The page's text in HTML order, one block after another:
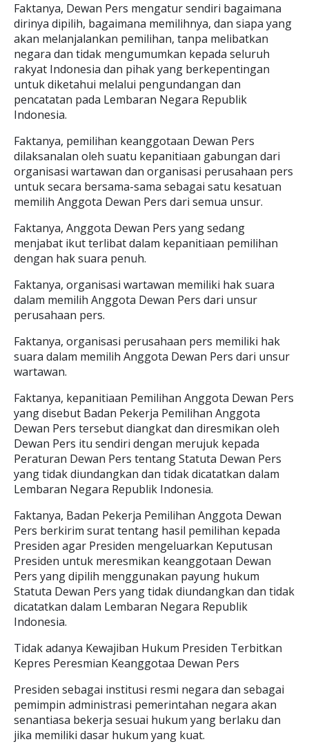
Faktanya, Dewan Pers mengatur sendiri bagaimana
dirinya dipilih, bagaimana memilihnya, dan siapa yang
akan melanjalankan pemilihan, tanpa melibatkan
negara dan tidak mengumumkan kepada seluruh
rakyat Indonesia dan pihak yang berkepentingan
untuk diketahui melalui pengundangan dan
pencatatan pada Lembaran Negara Republik
Indonesia.
Faktanya, pemilihan keanggotaan Dewan Pers
dilaksanalan oleh suatu kepanitiaan gabungan dari
organisasi wartawan dan organisasi perusahaan pers
untuk secara bersama-sama sebagai satu kesatuan
memilih Anggota Dewan Pers dari semua unsur.
Faktanya, Anggota Dewan Pers yang sedang
menjabat ikut terlibat dalam kepanitiaan pemilihan
dengan hak suara penuh.
Faktanya, organisasi wartawan memiliki hak suara
dalam memilih Anggota Dewan Pers dari unsur
perusahaan pers.
Faktanya, organisasi perusahaan pers memiliki hak
suara dalam memilih Anggota Dewan Pers dari unsur
wartawan.
Faktanya, kepanitiaan Pemilihan Anggota Dewan Pers
yang disebut Badan Pekerja Pemilihan Anggota
Dewan Pers tersebut diangkat dan diresmikan oleh
Dewan Pers itu sendiri dengan merujuk kepada
Peraturan Dewan Pers tentang Statuta Dewan Pers
yang tidak diundangkan dan tidak dicatatkan dalam
Lembaran Negara Republik Indonesia.
Faktanya, Badan Pekerja Pemilihan Anggota Dewan
Pers berkirim surat tentang hasil pemilihan kepada
Presiden agar Presiden mengeluarkan Keputusan
Presiden untuk meresmikan keanggotaan Dewan
Pers yang dipilih menggunakan payung hukum
Statuta Dewan Pers yang tidak diundangkan dan tidak
dicatatkan dalam Lembaran Negara Republik
Indonesia.
Tidak adanya Kewajiban Hukum Presiden Terbitkan
Kepres Peresmian Keanggotaa Dewan Pers
Presiden sebagai institusi resmi negara dan sebagai
pemimpin administrasi pemerintahan negara akan
senantiasa bekerja sesuai hukum yang berlaku dan
jika memiliki dasar hukum yang kuat.